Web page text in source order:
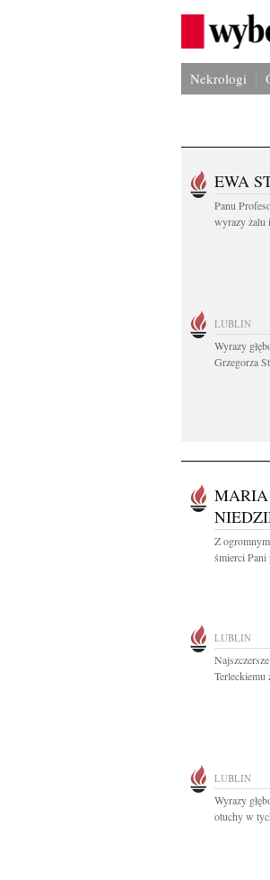
Nekrologi
EWA
Panu
wyrazy żalu
LUBLIN
Wyrazy
Grzegorza
Z
śmierci
LUBLIN
Terleckiemu
LUBLIN
Wyrazy
otuchy w